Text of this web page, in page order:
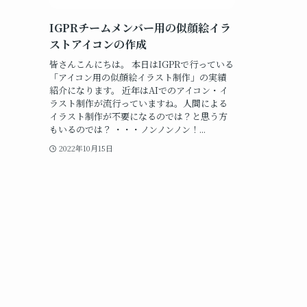
IGPRチームメンバー用の似顔絵イラ
ストアイコンの作成
皆さんこんにちは。 本日はIGPRで行っている
「アイコン用の似顔絵イラスト制作」の実績
紹介になります。 近年はAIでのアイコン・イ
ラスト制作が流行っていますね。人間による
イラスト制作が不要になるのでは？と思う方
もいるのでは？ ・・・ノンノンノン！...
2022年10月15日